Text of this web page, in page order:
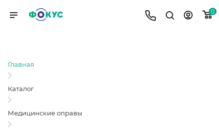
0
Главная
Каталог
Медицинские оправы